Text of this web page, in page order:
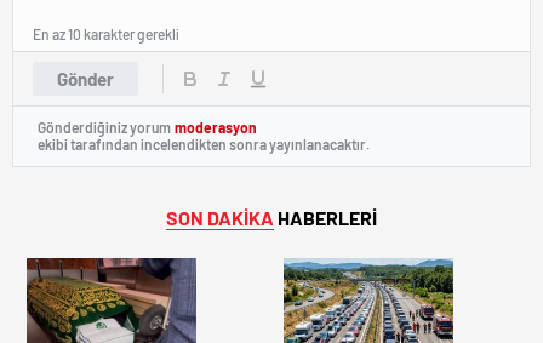
Gönder
En az 10 karakter gerekli
Gönderdiğiniz yorum moderasyon
ekibi tarafından incelendikten sonra yayınlanacaktır.
SON DAKİKA HABERLERİ